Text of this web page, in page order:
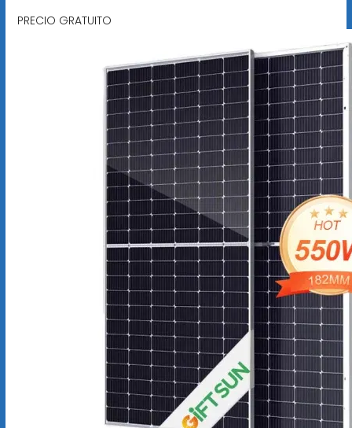
PRECIO GRATUITO